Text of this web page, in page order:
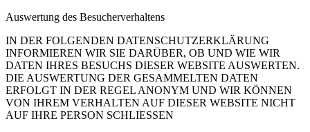
Auswertung des Besucherverhaltens
IN DER FOLGENDEN DATENSCHUTZERKLÄRUNG
INFORMIEREN WIR SIE DARÜBER, OB UND WIE WIR
DATEN IHRES BESUCHS DIESER WEBSITE AUSWERTEN.
DIE AUSWERTUNG DER GESAMMELTEN DATEN
ERFOLGT IN DER REGEL ANONYM UND WIR KÖNNEN
VON IHREM VERHALTEN AUF DIESER WEBSITE NICHT
AUF IHRE PERSON SCHLIESSEN